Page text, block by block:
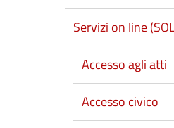
Servizi on line
Accesso agli atti
Accesso civico